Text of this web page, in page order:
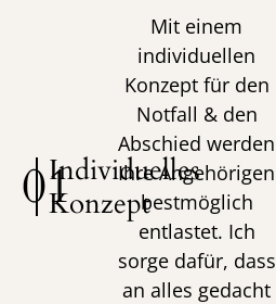
01Individuelles
Konzept
Mit einem
individuellen
Konzept für den
Notfall & den
Abschied werden
Ihre Angehörigen
bestmöglich
entlastet. Ich
sorge dafür, dass
an alles gedacht